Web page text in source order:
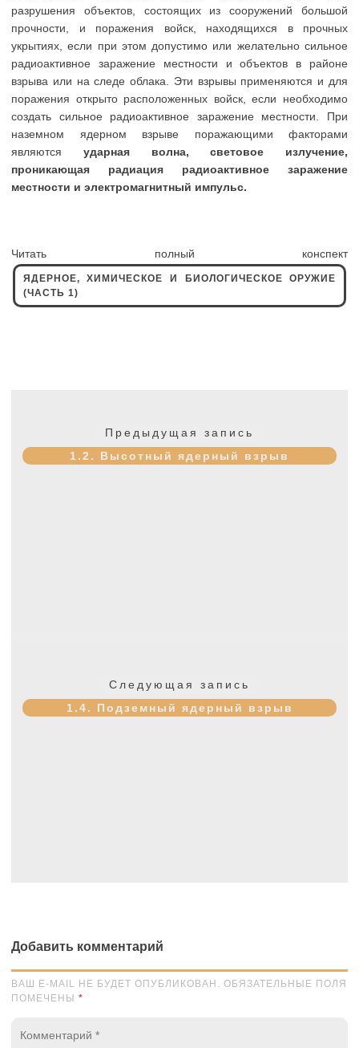
разрушения объектов, состоящих из сооружений большой
прочности, и поражения войск, находящихся в прочных
укрытиях, если при этом допустимо или желательно сильное
радиоактивное заражение местности и объектов в районе
взрыва или на следе облака. Эти взрывы применяются и для
поражения открыто расположенных войск, если необходимо
создать сильное радиоактивное заражение местности. При
наземном ядерном взрыве поражающими факторами
являются ударная волна, световое излучение,
проникающая радиация радиоактивное заражение
местности и электромагнитный импульс.
Читать полный конспект
ЯДЕРНОЕ, ХИМИЧЕСКОЕ И БИОЛОГИЧЕСКОЕ ОРУЖИЕ
(ЧАСТЬ 1)
Предыдущая запись
запись:
1.2. Высотный ядерный взрыв
Следующая запись
запись:
1.4. Подземный ядерный взрыв
Добавить комментарий
ВАШ E-MAIL НЕ БУДЕТ ОПУБЛИКОВАН. ОБЯЗАТЕЛЬНЫЕ ПОЛЯ
ПОМЕЧЕНЫ *